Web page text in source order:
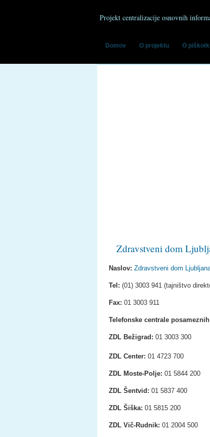
Projekt centralizacije osnovnih
Domov O projektu O
Zdravstveni dom
Naslov: Zdravstveni dom
Tel: (01) 3003 941 (tajništvo
Fax: 01 3003 911
Telefonske centrale
ZDL Bežigrad: 01 3003 300
ZDL Center: 01 4723 700
ZDL Moste-Polje: 01 5844 200
ZDL Šentvid: 01 5837 400
ZDL Šiška: 01 5815 200
ZDL Vič-Rudnik: 01 2004 500